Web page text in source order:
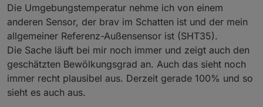
Etwas mehr zur Theorie der Himmelstemperatur und
der virtuellen Himmelstemperatur sowie die
Ableitung der Formel
Cloudage = 1 - (T_amb - T_sky)/20
zur Berechnung des Gesamtbedeckungsgrades
(Bewölkung) habe ich ebenfalls imHM-Forum
beschrieben.
Bitte beachten: Ich bin kein Meteorologe und habe
mir das einfach zusammengelesen, eine vereinfachte
Die Umgebungstemperatur nehme ich von einem
anderen Sensor, der brav im Schatten ist und der mein
allgemeiner Referenz-Außensensor ist (SHT35).
Die Sache läuft bei mir noch immer und zeigt auch den
geschätzten Bewölkungsgrad an. Auch das sieht noch
immer recht plausibel aus. Derzeit gerade 100% und so
sieht es auch aus.